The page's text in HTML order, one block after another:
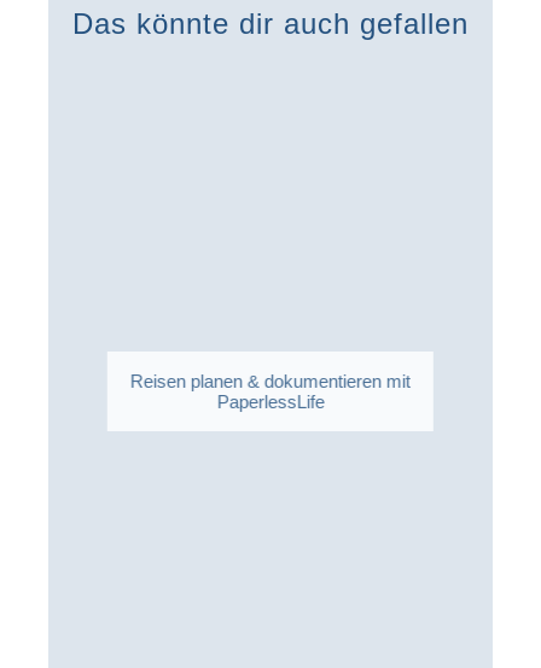
Das könnte dir auch gefallen
Reisen planen & dokumentieren mit
PaperlessLife